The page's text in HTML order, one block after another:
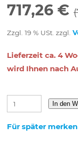
717,26 €
Zzgl. 19 % USt. zzgl.
Lieferzeit ca. 4
wird Ihnen nach
In den
Für später merken